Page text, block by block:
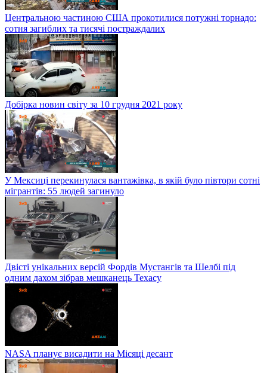
Центральною частиною США прокотилися потужні торнадо:
сотня загиблих та тисячі постраждалих
Добірка новин світу за 10 грудня 2021 року
У Мексиці перекинулася вантажівка, в якій було півтори сотні
мігрантів: 55 людей загинуло
Двісті унікальних версій Фордів Мустангів та Шелбі під
одним дахом зібрав мешканець Техасу
NASA планує висадити на Місяці десант